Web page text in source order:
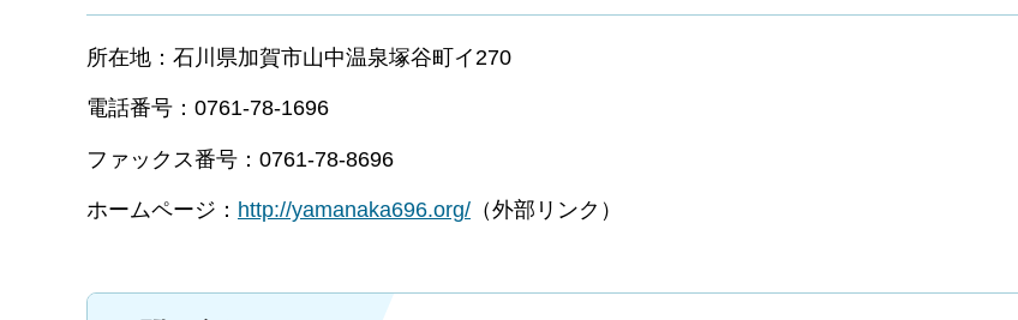
所在地：石川県加賀市山中温泉塚谷町イ270
電話番号：0761-78-1696
ファックス番号：0761-78-8696
ホームページ： http://yamanaka696.org/ （外部リンク）